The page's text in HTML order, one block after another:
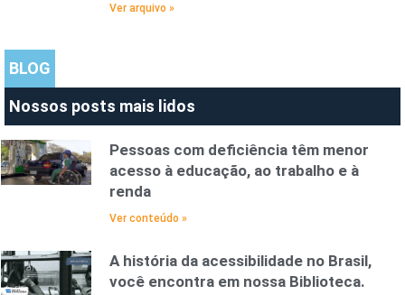
Ver arquivo »
BLOG
Nossos posts mais lidos
Pessoas com deficiência têm menor
acesso à educação, ao trabalho e à
renda
Ver conteúdo »
A história da acessibilidade no Brasil,
você encontra em nossa Biblioteca.